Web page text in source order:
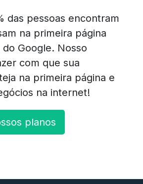
das pessoas encontram
na primeira página
Google. Nosso
com que sua
na primeira página e
na internet!
planos